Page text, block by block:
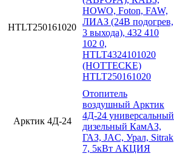
HTLT250161020
HOWO, Foton, FAW,
ЛИАЗ (24В подогрев,
3 выхода), 432 410
102 0,
HTLT4324101020
(HOTTECKE)
HTLT250161020
Арктик 4Д-24
Отопитель
воздушный Арктик
4Д-24 универсальный
дизельный КамАЗ,
ГАЗ, JAC, Урал, Sitrak
7, 5кВт АКЦИЯ